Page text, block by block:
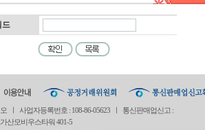
드
ㅣ 사업자등록번호 : 108-86-05623 ㅣ 통신판매업신고 :
산모비우스타워 401-5